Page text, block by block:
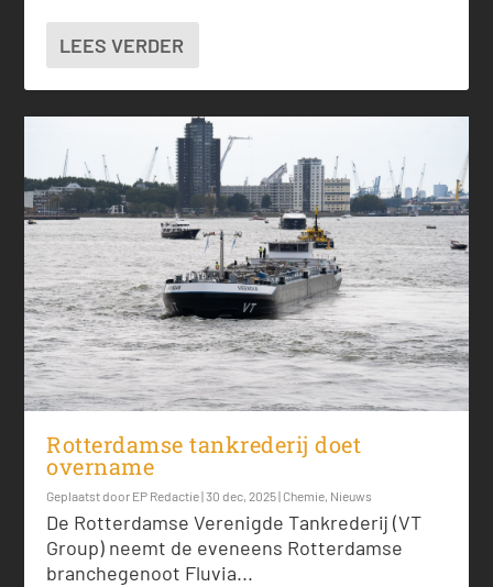
LEES VERDER
Rotterdamse tankrederij doet
overname
Geplaatst door EP Redactie|30 dec, 2025| Chemie, Nieuws
De Rotterdamse Verenigde Tankrederij (VT
Group) neemt de eveneens Rotterdamse
branchegenoot Fluvia...